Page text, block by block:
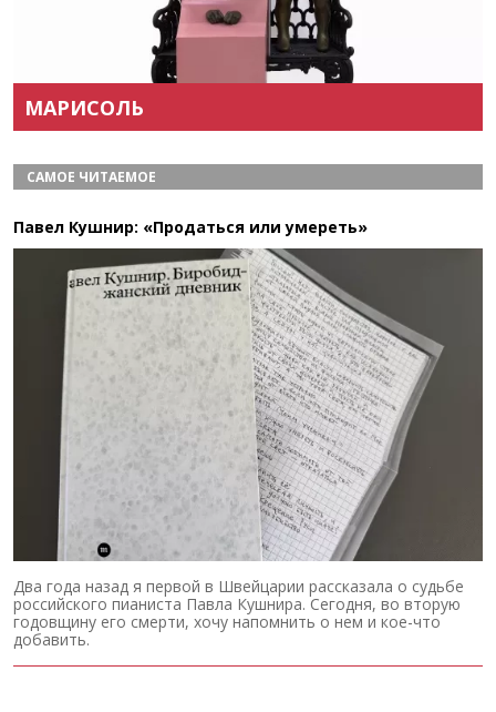
МАРИСОЛЬ
САМОЕ ЧИТАЕМОЕ
Павел Кушнир: «Продаться или умереть»
Два года назад я первой в Швейцарии рассказала о судьбе
российского пианиста Павла Кушнира. Сегодня, во вторую
годовщину его смерти, хочу напомнить о нем и кое-что
добавить.